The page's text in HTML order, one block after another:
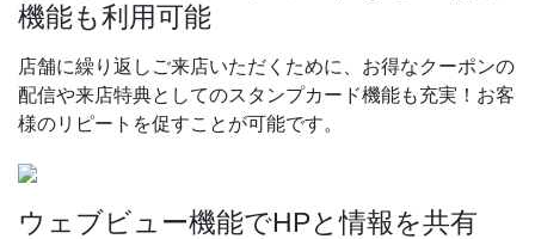
機能も利用可能
店舗に繰り返しご来店いただくために、お得なクーポンの
配信や来店特典としてのスタンプカード機能も充実！お客
様のリピートを促すことが可能です。
ウェブビュー機能でHPと情報を共有